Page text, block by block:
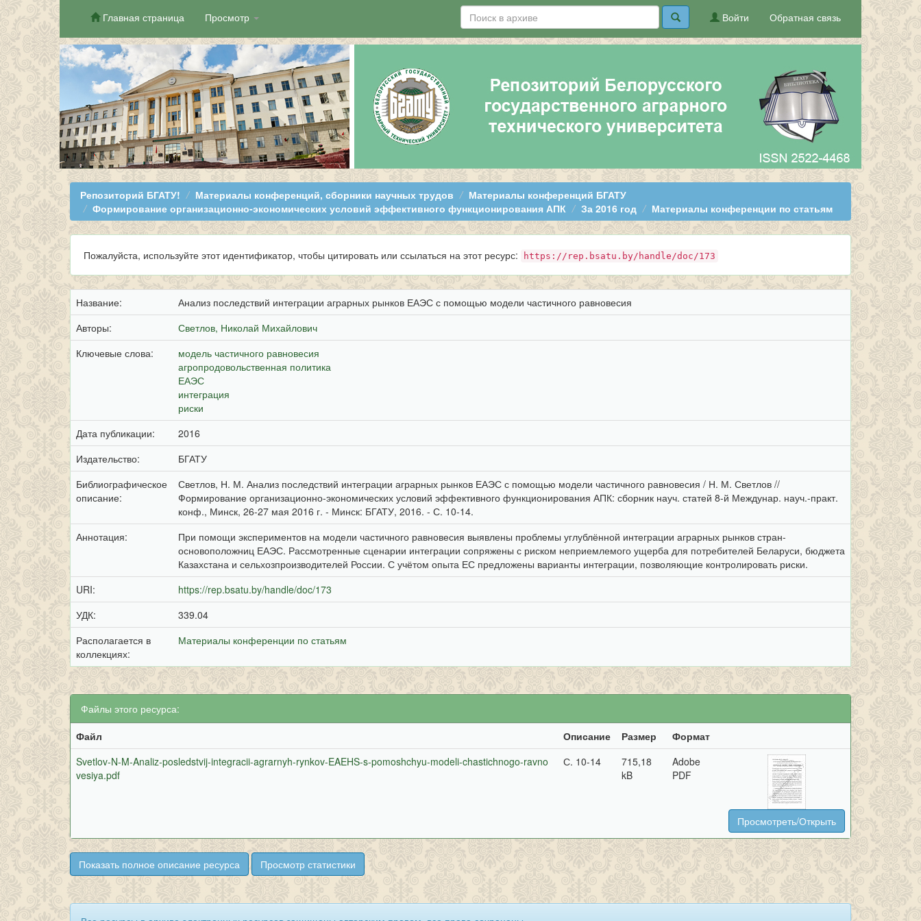
Skip
navigation
Главная страница Просмотр Обратная связь
Войти
Репозиторий БГАТУ! Материалы конференций, сборники научных трудов
Материалы конференций БГАТУ
Формирование организационно-экономических условий эффективного функционирования АПК
За 2016 год Материалы конференции по статьям
Пожалуйста, используйте этот идентификатор, чтобы цитировать или ссылаться на этот ресурс: https://rep.bsatu.by/handle/doc/173
Название:
Анализ последствий интеграции аграрных рынков ЕАЭС с помощью модели частичного равновесия
Авторы:
Светлов, Николай Михайлович
Ключевые слова:
модель частичного равновесия
агропродовольственная политика
ЕАЭС
интеграция
риски
Дата публикации:
2016
Издательство:
БГАТУ
Библиографическое
описание:
Светлов, Н. М. Анализ последствий интеграции аграрных рынков ЕАЭС с помощью модели частичного равновесия / Н. М. Светлов //
Формирование организационно-экономических условий эффективного функционирования АПК: сборник науч. статей 8-й Междунар. науч.-практ.
конф., Минск, 26-27 мая 2016 г. - Минск: БГАТУ, 2016. - С. 10-14.
Аннотация:
При помощи экспериментов на модели частичного равновесия выявлены проблемы углублённой интеграции аграрных рынков стран-
основоположниц ЕАЭС. Рассмотренные сценарии интеграции сопряжены с риском неприемлемого ущерба для потребителей Беларуси, бюджета
Казахстана и сельхозпроизводителей России. С учётом опыта ЕС предложены варианты интеграции, позволяющие контролировать риски.
URI:
https://rep.bsatu.by/handle/doc/173
УДК:
339.04
Располагается в
коллекциях:
Материалы конференции по статьям
Файлы этого ресурса:
Файл
Описание Размер
Формат
Svetlov-N-M-Analiz-posledstvij-integracii-agrarnyh-rynkov-EAEHS-s-pomoshchyu-modeli-chastichnogo-ravno
vesiya.pdf
С. 10-14
715,18
kB
Adobe
PDF
Просмотреть/Открыть
Показать полное описание ресурса Просмотр статистики